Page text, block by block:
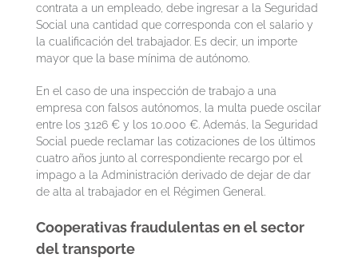
contrata a un empleado, debe ingresar a la Seguridad
Social una cantidad que corresponda con el salario y
la cualificación del trabajador. Es decir, un importe
mayor que la base mínima de autónomo.
En el caso de una inspección de trabajo a una
empresa con falsos autónomos, la multa puede oscilar
entre los 3.126 € y los 10.000 €. Además, la Seguridad
Social puede reclamar las cotizaciones de los últimos
cuatro años junto al correspondiente recargo por el
impago a la Administración derivado de dejar de dar
de alta al trabajador en el Régimen General.
Cooperativas fraudulentas en el sector
del transporte